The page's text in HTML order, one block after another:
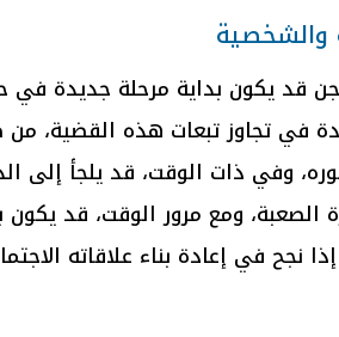
والشخصية
يكون بداية مرحلة جديدة في
في تجاوز تبعات هذه القضية،
وفي ذات الوقت، قد يلجأ إلى
الصعبة، ومع مرور الوقت، قد
نجح في إعادة بناء علاقاته